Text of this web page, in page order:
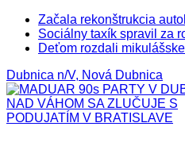
Začala rekonštrukcia
Sociálny taxík spravil za
Deťom rozdali
Dubnica n/V, Nová Dubnica